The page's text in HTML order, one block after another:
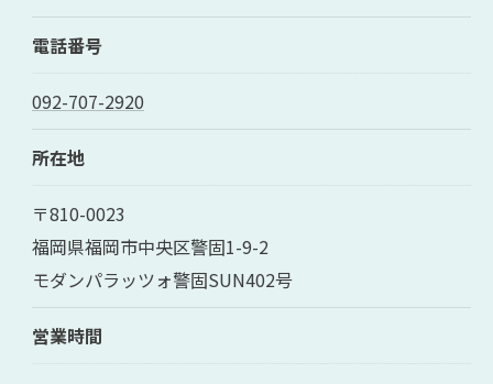
電話番号
092-707-2920
所在地
〒810-0023
福岡県福岡市中央区警固1-9-2
モダンパラッツォ警固SUN402号
営業時間